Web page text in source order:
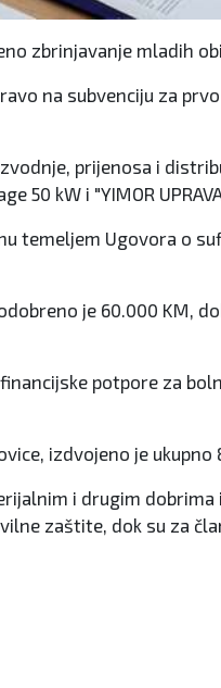
zbrinjavanje mladih
na subvenciju za
prijenosa i
50 kW i "YIMOR
temeljem Ugovora o
je 60.000 KM,
potpore za
izdvojeno je ukupno
i drugim
zaštite, dok su za